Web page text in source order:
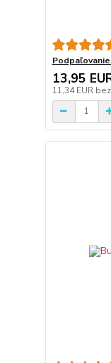
13,95
11,34 EUR